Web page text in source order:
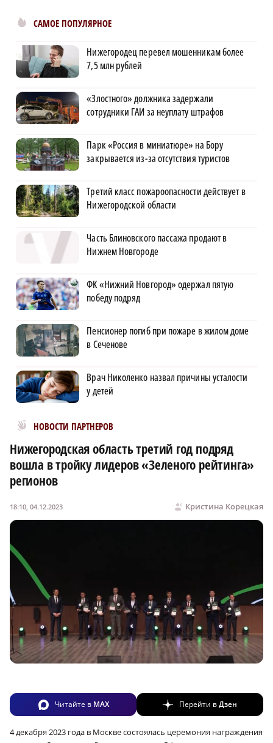
САМОЕ ПОПУЛЯРНОЕ
Нижегородец перевел мошенникам более
7,5 млн рублей
«Злостного» должника задержали
сотрудники ГАИ за неуплату штрафов
Парк «Россия в миниатюре» на Бору
закрывается из-за отсутствия туристов
Третий класс пожароопасности действует в
Нижегородской области
Часть Блиновского пассажа продают в
Нижнем Новгороде
ФК «Нижний Новгород» одержал пятую
победу подряд
Пенсионер погиб при пожаре в жилом доме
в Сеченове
Врач Николенко назвал причины усталости
у детей
НОВОСТИ ПАРТНЕРОВ
Новости МирТесен
Нижегородская область третий год подряд
вошла в тройку лидеров «Зеленого рейтинга»
регионов
Кристина Корецкая
18:10, 04.12.2023
Читайте в MAX Перейти вДзен
4 декабря 2023 года в Москве состоялась церемония награждения